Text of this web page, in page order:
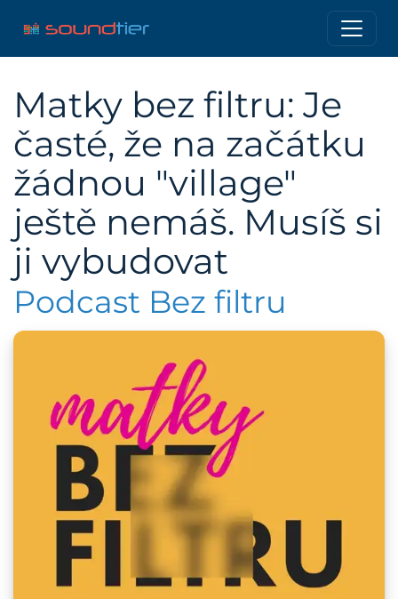
Matky bez filtru: Je
časté, že na začátku
žádnou "village"
ještě nemáš. Musíš si
ji vybudovat
Podcast Bez filtru